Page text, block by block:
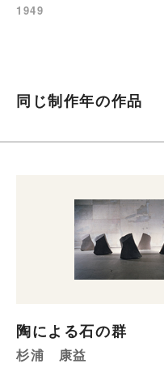
1949
同じ制作年の作品
陶による石の群
杉浦 康益